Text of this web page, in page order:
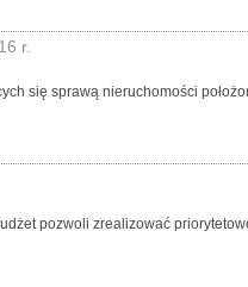
r.
się sprawą nieruchomości
pozwoli zrealizować